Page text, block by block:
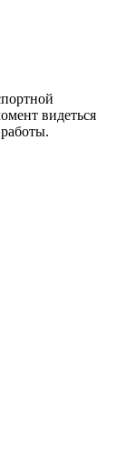
видеться